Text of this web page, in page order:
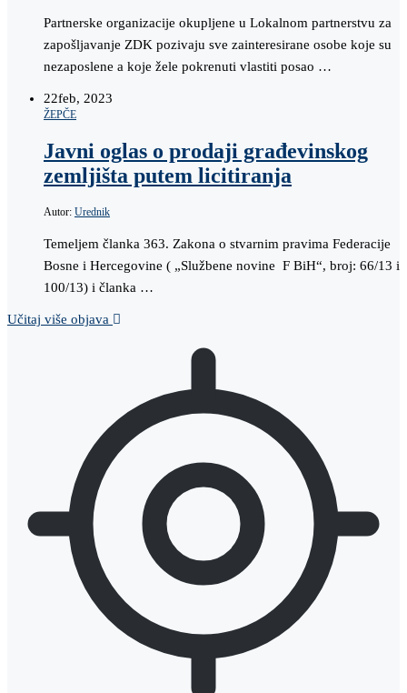
Partnerske organizacije okupljene u Lokalnom partnerstvu za
zapošljavanje ZDK pozivaju sve zainteresirane osobe koje su
nezaposlene a koje žele pokrenuti vlastiti posao …
22feb, 2023
ŽEPČE
Javni oglas o prodaji građevinskog
zemljišta putem licitiranja
Autor: Urednik
Temeljem članka 363. Zakona o stvarnim pravima Federacije
Bosne i Hercegovine ( „Službene novine F BiH“, broj: 66/13 i
100/13) i članka …
Učitaj više objava